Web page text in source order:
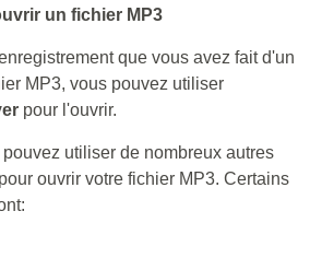
un fichier MP3
que vous avez fait d'un
MP3, vous pouvez utiliser
pour l'ouvrir.
utiliser de nombreux autres
ouvrir votre fichier MP3. Certains